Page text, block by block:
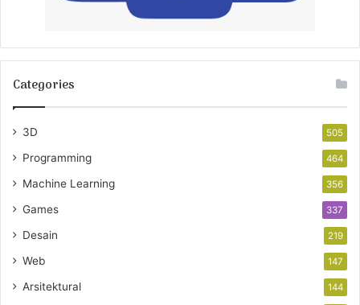
Categories
3D 505
Programming 464
Machine Learning 356
Games 337
Desain 219
Web 147
Arsitektural 144